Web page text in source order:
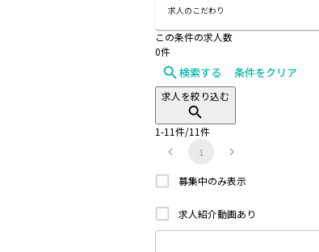
求人のこだわり
この条件の求人数
0件
検索する 条件をクリア
求人を絞り込む
1-11件/11件
1
募集中のみ表示
求人紹介動画あり